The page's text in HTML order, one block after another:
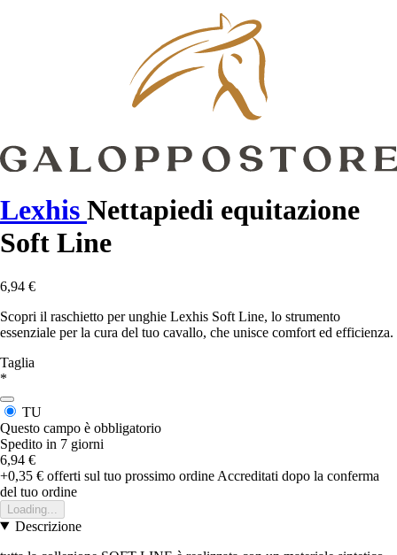
Lexhis Nettapiedi equitazione
Soft Line
6,94 €
Scopri il raschietto per unghie Lexhis Soft Line, lo strumento
essenziale per la cura del tuo cavallo, che unisce comfort ed efficienza.
Taglia
*
TU
Questo campo è obbligatorio
Spedito in 7 giorni
6,94 €
+0,35 € offerti sul tuo prossimo ordine Accreditati dopo la conferma
del tuo ordine
Loading...
Descrizione